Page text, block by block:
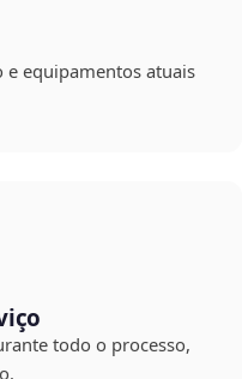
e equipamentos atuais
todo o processo,